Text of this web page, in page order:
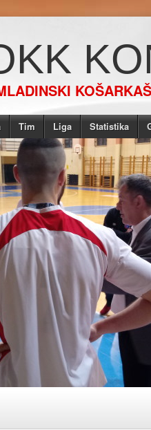
Tim Liga Statistika